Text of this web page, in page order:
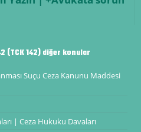
(TCK 142) diğer konular
Suçu Ceza Kanunu Maddesi
| Ceza Hukuku Davaları